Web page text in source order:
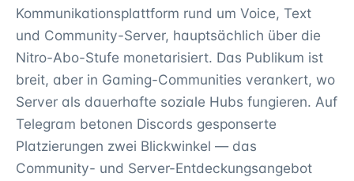
Kommunikationsplattform rund um Voice, Text
und Community-Server, hauptsächlich über die
Nitro-Abo-Stufe monetarisiert. Das Publikum ist
breit, aber in Gaming-Communities verankert, wo
Server als dauerhafte soziale Hubs fungieren. Auf
Telegram betonen Discords gesponserte
Platzierungen zwei Blickwinkel — das
Community- und Server-Entdeckungsangebot